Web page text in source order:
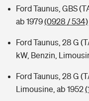
Ford Taunus, GBS
ab 1979(0928 / 534)
Ford Taunus, 28 G
kW, Benzin,
Ford Taunus, 28 G
Limousine, ab 1952